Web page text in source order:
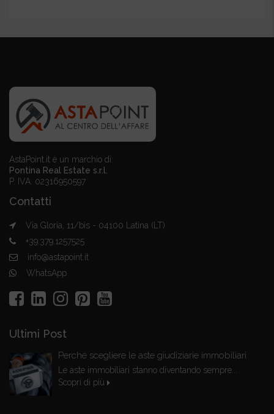
AstaPoint.it è un marchio di:
Pontina Real Estate s.r.l.
P. IVA. 02316950597
Contatti
Via Gloria, 11/bis - 04100 Latina (LT)
+39.379.1257525
info@astapoint.it
WhatsApp
Ultimi Post
Perché scegliere le aste giudiziarie immobiliari
Le aste immobiliari stanno diventando sempre...
Scopri di più